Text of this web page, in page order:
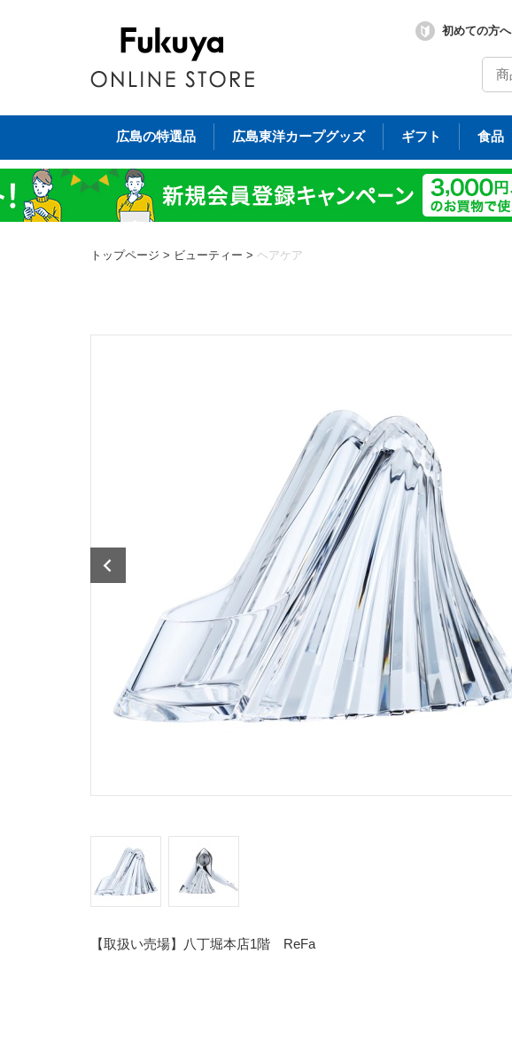
初めての方へ
広島の特選品 広島東洋カープグッズ ギフト 食品
トップページ > ビューティー > ヘアケア
【取扱い売場】八丁堀本店1階 ReFa